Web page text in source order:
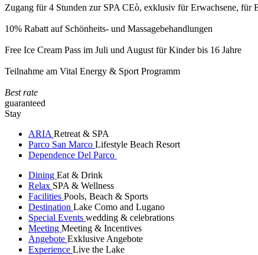
Zugang für 4 Stunden zur SPA CEò, exklusiv für Erwachsene, für
10% Rabatt auf Schönheits- und Massagebehandlungen
Free Ice Cream Pass im Juli und August für Kinder bis 16 Jahre
Teilnahme am Vital Energy & Sport Programm
Best rate
guaranteed
Stay
ARIA Retreat & SPA
Parco San Marco Lifestyle Beach Resort
Dependence Del Parco
Dining Eat & Drink
Relax SPA & Wellness
Facilities Pools, Beach & Sports
Destination Lake Como and Lugano
Special Events wedding & celebrations
Meeting Meeting & Incentives
Angebote Exklusive Angebote
Experience Live the Lake